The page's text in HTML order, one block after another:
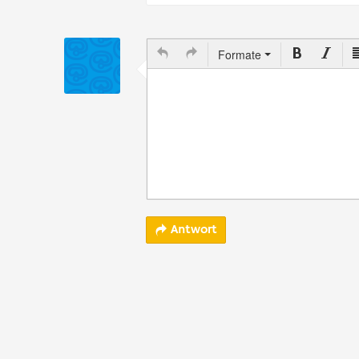
Formate
Antwort